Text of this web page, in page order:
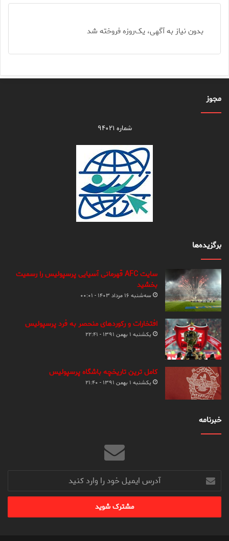
بدون نیاز به آگهی، یک‌روزه فروخته شد
مجوز
شماره ۹۴۰۲۱
برگزیده‌ها
سایت AFC قهرمانی آسیایی پرسپولیس را رسمیت
بخشید
سه‌شنبه ۱۶ مرداد ۱۴۰۳ - ۰۰:۰۱
افتخارات و رکوردهای منحصر به فرد پرسپولیس
یکشنبه ۱ بهمن ۱۳۹۱ - ۲۲:۴۱
کامل ترین تاریخچه باشگاه پرسپولیس
یکشنبه ۱ بهمن ۱۳۹۱ - ۲۱:۴۰
خبرنامه
آدرس
ایمیل
خود
وارد